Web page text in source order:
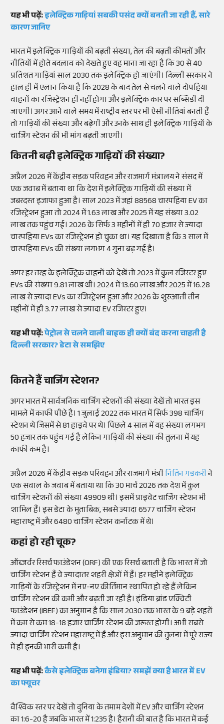
यह भी पढ़ें:इलेक्ट्रिक गाड़ियां सबकी पसंद क्यों बनती जा रही हैं, सारे
कारण जानिए
भारत में इलेक्ट्रिक गाड़ियों की बढ़ती संख्या, तेल की बढ़ती कीमतों और
नीतियों में होते बदलाव को देखते हुए यह माना जा रहा है कि 30 से 40
प्रतिशत गाड़ियां साल 2030 तक इलेक्ट्रिक हो जाएंगी। दिल्ली सरकार ने
हाल ही में एलान किया है कि 2028 के बाद तेल से चलने वाले दोपहिया
वाहनों का रजिस्ट्रेशन ही नहीं होगा और इलेक्ट्रिक कार पर सब्सिडी दी
जाएगी। अगर आने वाले समय में राष्ट्रीय स्तर पर भी ऐसी नीतियां बनती हैं
तो गाड़ियों की संख्या और बढ़ेगी और उनके साथ ही इलेक्ट्रिक गाड़ियों के
चार्जिंग स्टेशन की भी मांग बढ़ती जाएगी।
कितनी बढ़ी इलेक्ट्रिक गाड़ियों की संख्या?
अप्रैल 2026 में केंद्रीय सड़क परिवहन और राजमार्ग मंत्रालय ने संसद में
एक जवाब में बताया था कि देश में इलेक्ट्रिक गाड़ियों की संख्या में
जबरदस्त इजाफा हुआ है। साल 2023 में जहां 88568 चारपहिया EV का
रजिस्ट्रेशन हुआ तो 2024 में 1.63 लाख और 2025 में यह संख्या 3.02
लाख तक पहुंच गई। 2026 के सिर्फ 3 महीनों में ही 70 हजार से ज्यादा
चारपहिया EVs का रजिस्ट्रेशन हो चुका था। यह दिखाता है कि 3 साल में
चारपहिया EVs की संख्या लगभग 4 गुना बढ़ गई है।
अगर हर तरह के इलेक्ट्रिक वाहनों को देखें तो 2023 में कुल रजिस्टर हुए
EVs की संख्या 9.81 लाख थी। 2024 में 13.60 लाख और 2025 में 16.28
लाख से ज्यादा EVs का रजिस्ट्रेशन हुआ और 2026 के शुरुआती तीन
महीनों में ही 3.77 लाख से ज्यादा EV रजिस्टर हुए।
यह भी पढ़ें:पेट्रोल से चलने वाली बाइक ही क्यों बंद करना चाहती है
दिल्ली सरकार? डेटा से समझिए
कितने हैं चार्जिंग स्टेशन?
अगर भारत में सार्वजनिक चार्जिंग स्टेशनों की संख्या देखें तो भारत इस
मामले में काफी पीछे है। 1 जुलाई 2022 तक भारत में सिर्फ 398 चार्जिंग
स्टेशन थे जिसमें से 81 हाइवे पर थे। पिछले 4 साल में यह संख्या लगभग
50 हजार तक पहुंच गई है लेकिन गाड़ियों की संख्या की तुलना में यह
काफी कम है।
अप्रैल 2026 में केंद्रीय सड़क परिवहन और राजमार्ग मंत्रीनितिन गडकरीने
एक सवाल के जवाब में बताया था कि 30 मार्च 2026 तक देश में कुल
चार्जिंग स्टेशनों की संख्या 49909 थी। इसमें प्राइवेट चार्जिंग स्टेशन भी
शामिल हैं। इस डेटा के मुताबिक, सबसे ज्यादा 6577 चार्जिंग स्टेशन
महाराष्ट्र में और 6480 चार्जिंग स्टेशन कर्नाटक में थे।
कहां हो रही चूक?
ऑब्जर्वर रिसर्च फाउंडेशन (ORF) की एक रिसर्च बताती है कि भारत में जो
चार्जिंग स्टेशन हैं वे ज्यादातर शहरी क्षेत्रों में हैं। हर महीने इलेक्ट्रिक
गाड़ियों के रजिस्ट्रेशन में नए-नए कीर्तिमान स्थापित हो रहे हैं लेकिन
चार्जिंग स्टेशन की कमी और बढ़ती जा रही है। इंडिया ब्रांड एक्विटी
फाउंडेशन (IBEF) का अनुमान है कि साल 2030 तक भारत के 9 बड़े शहरों
में कम से कम 18-18 हजार चार्जिंग स्टेशन की जरूरत होगी। अभी सबसे
ज्यादा चार्जिंग स्टेशन महाराष्ट्र में हैं और इस अनुमान की तुलना में पूरे राज्य
में ही इनकी भारी कमी है।
यह भी पढ़ें:कैसे इलेक्ट्रिक बनेगा इंडिया? समझें क्या है भारत में EV
का फ्यूचर
वैश्विक स्तर पर देखें तो दुनिया के तमाम देशों में EV और चार्जिंग स्टेशन
का 1:6-20 है जबकि भारत में 1:235 है। हैरानी की बात है कि भारत में कई